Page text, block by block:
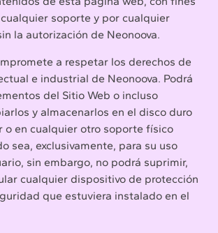
soporte y por cualquier
la autorización de Neonoova.
a respetar los derechos de
e industrial de Neonoova. Podrá
del Sitio Web o incluso
y almacenarlos en el disco duro
o en cualquier otro soporte físico
sea, exclusivamente, para su uso
sin embargo, no podrá suprimir,
cualquier dispositivo de protección
que estuviera instalado en el